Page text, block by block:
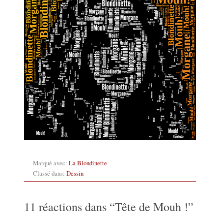
Marqué avec: La Blondinette
Classé dans: Dessin
11 réactions dans “Tête de Mouh !”